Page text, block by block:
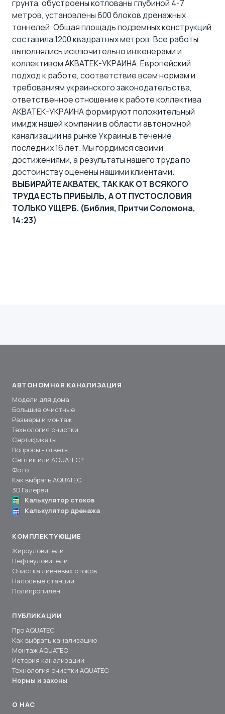
грунта, обустроены котлованы глубиной 4-7
метров, установлены 600 блоков дренажных
тоннелей. Общая площадь подземных конструкций
составила 1200 квадратных метров. Все работы
выполнялись исключительно инженерами и
коллективом АКВАТЕК-УКРАИНА. Европейский
подход к работе, соответствие всем нормам и
требованиям украинского законодательства,
ответственное отношение к работе коллектива
АКВАТЕК-УКРАИНА формируют положительный
имидж нашей компании в области автономной
канализации на рынке Украины в течение
последних 16 лет. Мы гордимся своими
достижениями, а результаты нашего труда по
достоинству оценены нашими клиентами.
ВЫБИРАЙТЕ АКВАТЕК, ТАК КАК ОТ ВСЯКОГО
ТРУДА ЕСТЬ ПРИБЫЛЬ, А ОТ ПУСТОСЛОВИЯ
ТОЛЬКО УЩЕРБ. (Библия, Притчи Соломона,
14:23)
АВТОНОМНАЯ КАНАЛИЗАЦИЯ
Модели для дома
Большие очистные
Размеры и монтаж
Технология очистки
Сертификаты
Вопросы - ответы
Септик или AQUATEC?
Фото
Как выбрать AQUATEC
3D Галерея
Калькулятор стоков
Калькулятор дренажа
КОМПЛЕКТУЮЩИЕ
Жироуловители
Нефтеуловители
Очистка ливневых стоков
Насосные станции
Полипропилен
ПУБЛИКАЦИИ
Про AQUATEC
Как выбрать канализацию
Монтаж AQUATEC
История канализации
Технология очистки AQUATEC
Нормы и законы
О НАС